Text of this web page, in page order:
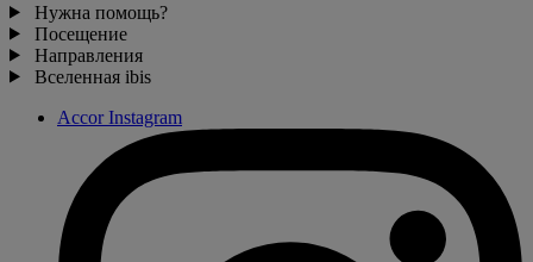
Нужна помощь?
Посещение
Направления
Вселенная ibis
Accor Instagram